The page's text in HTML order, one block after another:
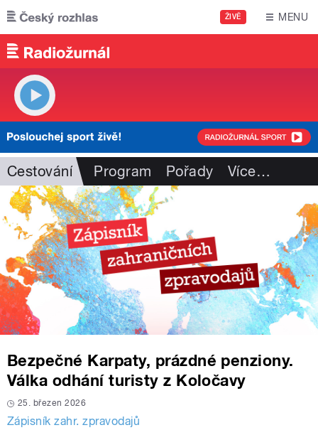
Přejít k hlavnímu obsahu
ŽIVĚ MENU
Cestování Program Pořady Více…
Bezpečné Karpaty, prázdné penziony.
Válka odhání turisty z Koločavy
25. březen 2026
Zápisník zahr. zpravodajů